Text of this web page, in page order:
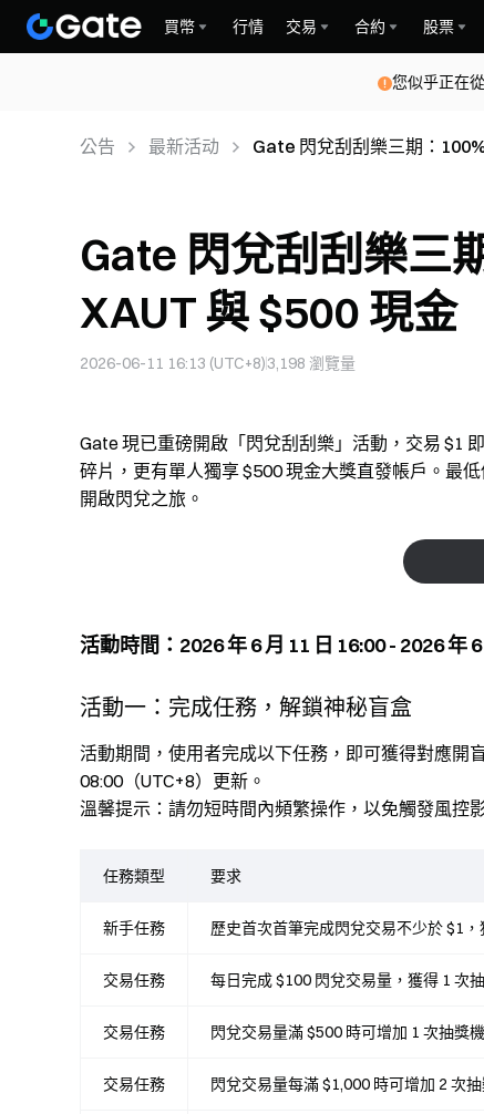
買幣 行情 交易 合約 股票
您似乎正在
公告 最新活动 Gate 閃兌刮刮樂三期：
Gate 閃兌刮刮樂三
XAUT 與 $500 現金
2026-06-11 16:13 (UTC+8)3,198 瀏覽量
Gate 現已重磅開啟「閃兌刮刮樂」活動，交易 $1
碎片，更有單人獨享 $500 現金大獎直發帳戶。最
開啟閃兌之旅。
活動時間：2026 年 6 月 11 日 16:00 - 2026 年
活動一：完成任務，解鎖神秘盲盒
活動期間，使用者完成以下任務，即可獲得對應開
08:00（UTC+8）更新。
溫馨提示：請勿短時間內頻繁操作，以免觸發風控
任務類型 要求
新手任務 歷史首次首筆完成閃兌交易不少於 $1，
交易任務 每日完成 $100 閃兌交易量，獲得 1 次
交易任務 閃兌交易量滿 $500 時可增加 1 次抽獎機
交易任務 閃兌交易量每滿 $1,000 時可增加 2 次抽